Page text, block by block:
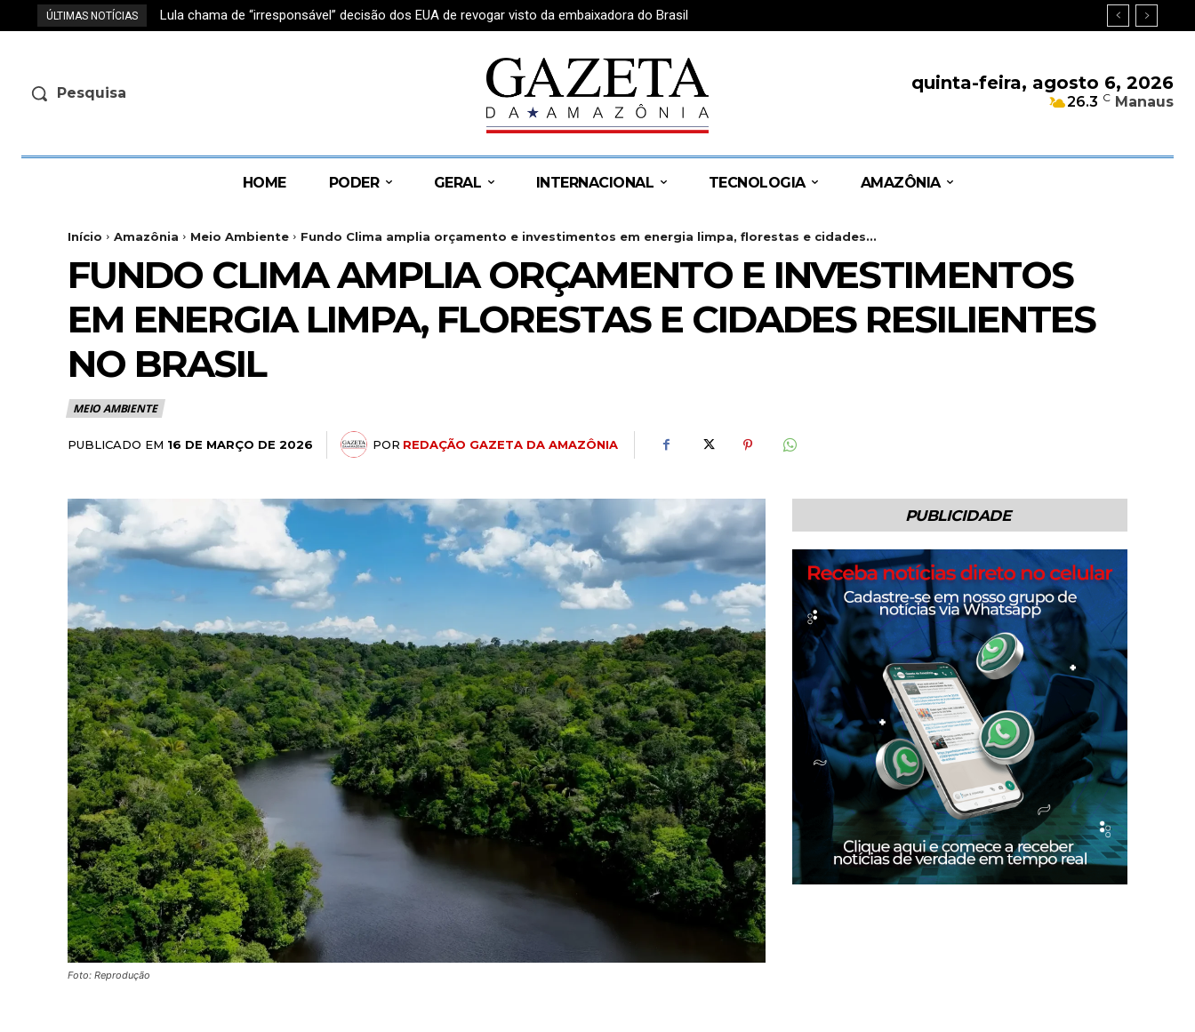
ÚLTIMAS NOTÍCIAS Lula chama de “irresponsável” decisão dos EUA de revogar visto da embaixadora do Brasil
Pesquisa quinta-feira, agosto 6, 2026
26.3 C Manaus
HOME PODER GERAL INTERNACIONAL TECNOLOGIA AMAZÔNIA
Início Amazônia Meio Ambiente Fundo Clima amplia orçamento e investimentos em energia limpa, florestas e cidades...
FUNDO CLIMA AMPLIA ORÇAMENTO E INVESTIMENTOS
EM ENERGIA LIMPA, FLORESTAS E CIDADES RESILIENTES
NO BRASIL
MEIO AMBIENTE
PUBLICADO EM 16 DE MARÇO DE 2026 POR REDAÇÃO GAZETA DA AMAZÔNIA
Foto: Reprodução
PUBLICIDADE